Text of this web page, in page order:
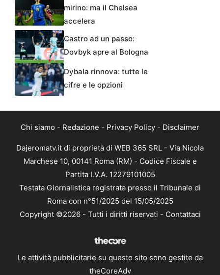
mirino: ma il Chelsea
accelera
Castro ad un passo:
Dovbyk apre al Bologna
Dybala rinnova: tutte le
cifre e le opzioni
Chi siamo - Redazione - Privacy Policy - Disclaimer
Dajeromatv.it di proprietà di WEB 365 SRL - Via Nicola
Marchese 10, 00141 Roma (RM) - Codice Fiscale e
Partita I.V.A. 12279101005
Testata Giornalistica registrata presso il Tribunale di
Roma con n°51/2025 del 15/05/2025
Copyright ©2026 - Tutti i diritti riservati - Contattaci
Le attività pubblicitarie su questo sito sono gestite da
theCoreAdv